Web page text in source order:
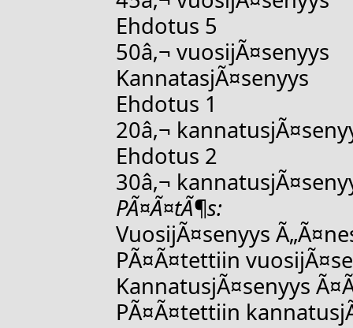
Ehdotus 5
50â‚¬ vuosijÃ¤senyys
KannatasjÃ¤senyys
Ehdotus 1
20â‚¬
Ehdotus 2
30â‚¬
PÃ¤Ã¤tÃ¶s:
VuosijÃ¤senyys
PÃ¤Ã¤tettiin
KannatusjÃ¤senyys
PÃ¤Ã¤tettiin